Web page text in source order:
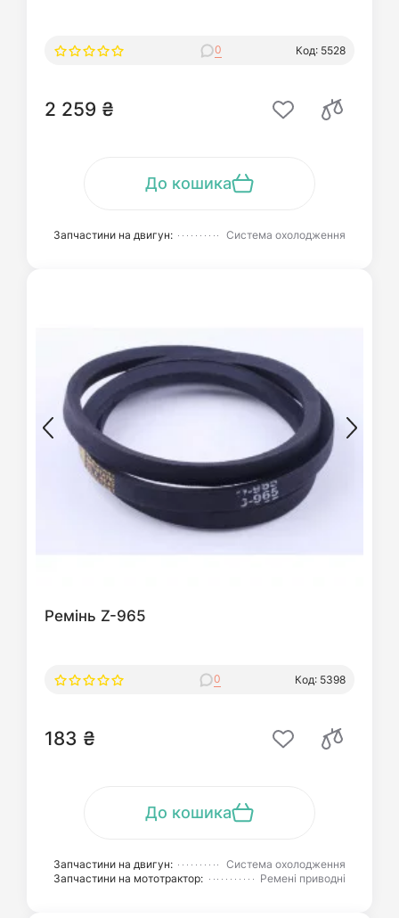
0 Код: 5528
2 259 ₴
До кошика
Запчастини на двигун: Система охолодження
Ремінь Z-965
0 Код: 5398
183 ₴
До кошика
Запчастини на двигун:
Система охолодження
Запчастини на мототрактор:
Ремені приводні